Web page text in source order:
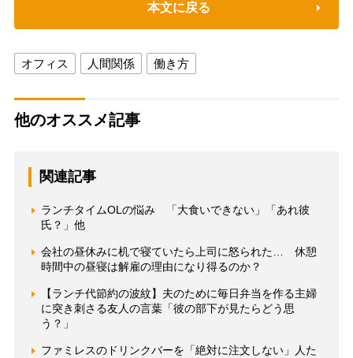
本文に戻る
オフィス 人間関係 働き方
他のオススメ記事
関連記事
ランチタイムOLの悩み 「大食いできない」「あれ彼
氏？」他
会社の昼休みに机で寝ていたら上司に怒られた… 休憩
時間中の昼寝は解雇の理由になり得るのか？
【ランチ代節約の波紋】夫のために毎日弁当を作る主婦
に突き刺さる友人の言葉「彼の部下が見たらどう思
う？」
ファミレスのドリンクバーを「絶対に注文しない」人た